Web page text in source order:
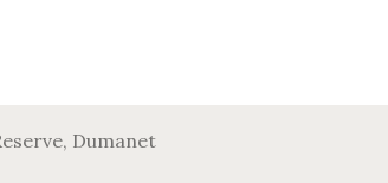
Dumanet